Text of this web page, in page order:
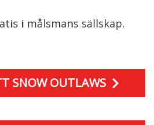
i målsmans sällskap.
SNOW OUTLAWS